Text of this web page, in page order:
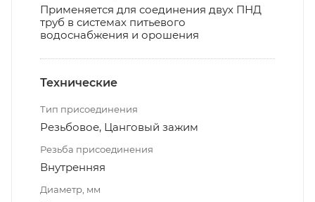
Применяется для соединения двух ПНД
труб в системах питьевого
водоснабжения и орошения
Технические
Тип присоединения
Резьбовое, Цанговый зажим
Резьба присоединения
Внутренняя
Диаметр, мм